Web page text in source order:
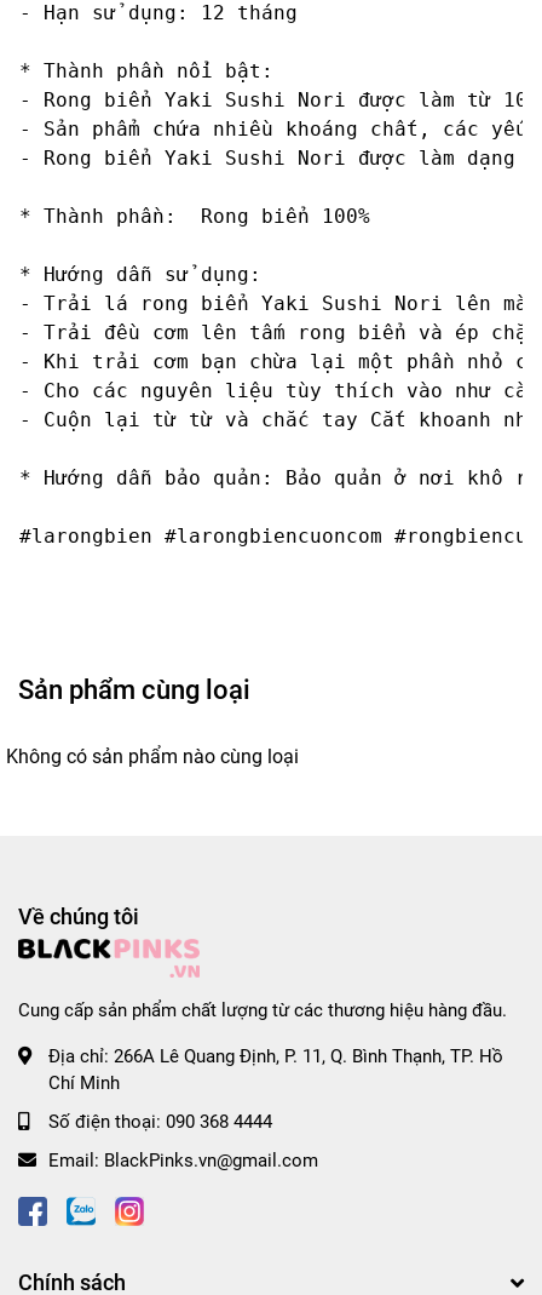
- Hạn sử dụng: 12 tháng
* Thành phần nổi bật:
- Rong biển Yaki Sushi Nori được làm từ
- Sản phẩm chứa nhiều khoáng chất, các
- Rong biển Yaki Sushi Nori được làm dạng
* Thành phần:  Rong biển 100%
* Hướng dẫn sử dụng:
- Trải lá rong biển Yaki Sushi Nori lên
- Trải đều cơm lên tấm rong biển và ép chặt
- Khi trải cơm bạn chừa lại một phần nhỏ
- Cho các nguyên liệu tùy thích vào như
- Cuộn lại từ từ và chắc tay Cắt khoanh
* Hướng dẫn bảo quản: Bảo quản ở nơi
#larongbien #larongbiencuoncom
Sản phẩm cùng loại
Không có sản phẩm nào cùng loại
Về chúng tôi
Cung cấp sản phẩm chất lượng từ các thương hiệu hàng đầu.
Địa chỉ: 266A Lê Quang Định, P. 11, Q. Bình Thạnh, TP. Hồ
Chí Minh
Số điện thoại: 090 368 4444
Email: BlackPinks.vn@gmail.com
Chính sách